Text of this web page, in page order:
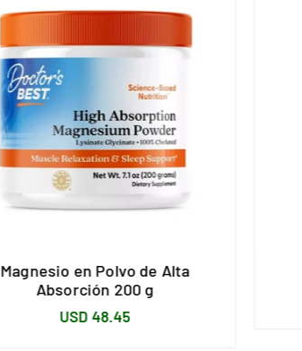
Magnesio en Polvo de Alta
Absorción 200 g
Precio
USD 48.45